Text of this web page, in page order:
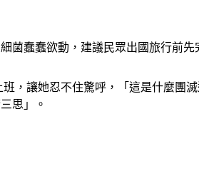
菌蠢蠢欲動，建議民眾出國旅行前先
，讓她忍不住驚呼，「這是什麼團
思」。